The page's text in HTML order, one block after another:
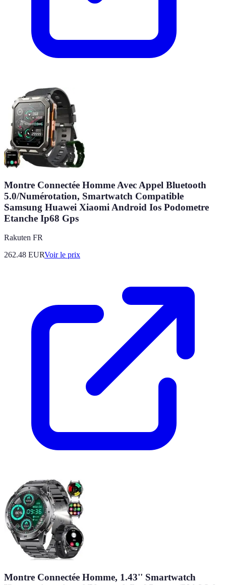
Montre Connectée Homme Avec Appel Bluetooth
5.0/Numérotation, Smartwatch Compatible
Samsung Huawei Xiaomi Android Ios Podometre
Etanche Ip68 Gps
Rakuten FR
262.48 EURVoir le prix
Montre Connectée Homme, 1.43'' Smartwatch